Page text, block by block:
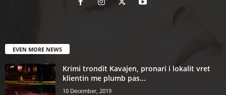
EVEN MORE NEWS
Krimi trondit Kavajen, pronari i lokalit vret
klientin me plumb pas...
10 December, 2019